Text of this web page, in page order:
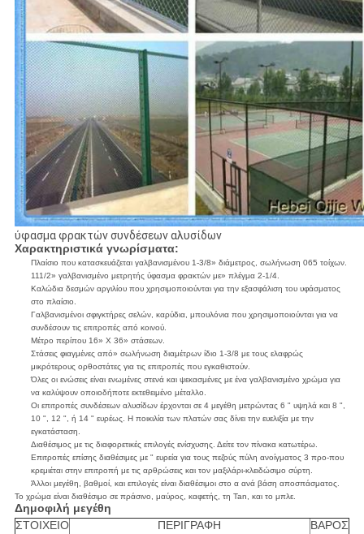
ύφασμα φρακτών συνδέσεων αλυσίδων
Χαρακτηριστικά γνωρίσματα:
Πλαίσιο που κατασκευάζεται γαλβανισμένου 1-3/8» διάμετρος, σωλήνωση 065 τοίχων.
111/2» γαλβανισμένο μετρητής ύφασμα φρακτών με» πλέγμα 2-1/4.
Καλώδια δεσμών αργιλίου που χρησιμοποιούνται για την εξασφάλιση του υφάσματος
στο πλαίσιο.
Γαλβανισμένοι σφιγκτήρες σελών, καρύδια, μπουλόνια που χρησιμοποιούνται για να
συνδέσουν τις επιτροπές από κοινού.
Μέτρο περίπου 16» Χ 36» στάσεων.
Στάσεις φιαγμένες από» σωλήνωση διαμέτρων ίδιο 1-3/8 με τους ελαφρώς
μικρότερους ορθοστάτες για τις επιτροπές που εγκαθιστούν.
Όλες οι ενώσεις είναι ενωμένες στενά και ψεκασμένες με ένα γαλβανισμένο χρώμα για
να καλύψουν οποιοδήποτε εκτεθειμένο μέταλλο.
Οι επιτροπές συνδέσεων αλυσίδων έρχονται σε 4 μεγέθη μετρώντας 6 " υψηλά και 8 ",
10 ", 12 ", ή 14 " ευρέως. Η ποικιλία των πλατών σας δίνει την ευελιξία με την
εγκατάσταση.
Διαθέσιμος με τις διαφορετικές επιλογές ενίσχυσης. Δείτε τον πίνακα κατωτέρω.
Επιτροπές επίσης διαθέσιμες με " ευρεία για τους πεζούς πύλη ανοίγματος 3 προ-που
κρεμιέται στην επιτροπή με τις αρθρώσεις και τον μαξιλάρι-κλειδώσιμο σύρτη.
Άλλοι μεγέθη, βαθμοί, και επιλογές είναι διαθέσιμοι στο α ανά βάση αποσπάσματος.
Το χρώμα είναι διαθέσιμο σε πράσινο, μαύρος, καφετής, τη Tan, και το μπλε.
Δημοφιλή μεγέθη
ΣΤΟΙΧΕΙΟ
ΠΕΡΙΓΡΑΦΗ
ΒΑΡΟΣ